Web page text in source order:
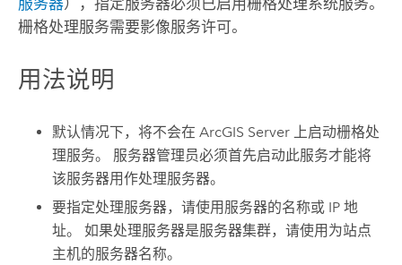
栅格处理服务需要影像服务许可。
用法说明
默认情况下，将不会在ArcGIS Server 上启动栅格处
理服务。 服务器管理员必须首先启动此服务才能将
该服务器用作处理服务器。
要指定处理服务器，请使用服务器的名称或 IP 地
址。 如果处理服务器是服务器集群，请使用为站点
主机的服务器名称。